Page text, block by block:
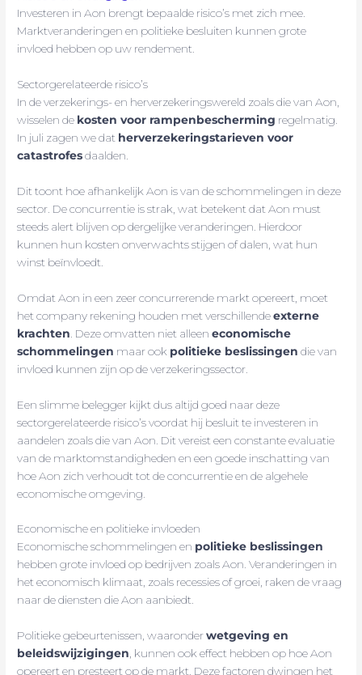
Investeren in Aon brengt bepaalde risico’s met zich mee.
Marktveranderingen en politieke besluiten kunnen grote
invloed hebben op uw rendement.
Sectorgerelateerde risico’s
In de verzekerings- en herverzekeringswereld zoals die van Aon,
wisselen de kosten voor rampenbescherming regelmatig.
In juli zagen we dat herverzekeringstarieven voor
catastrofesdaalden.
Dit toont hoe afhankelijk Aon is van de schommelingen in deze
sector. De concurrentie is strak, wat betekent dat Aon must
steeds alert blijven op dergelijke veranderingen. Hierdoor
kunnen hun kosten onverwachts stijgen of dalen, wat hun
winst beïnvloedt.
Omdat Aon in een zeer concurrerende markt opereert, moet
het company rekening houden met verschillendeexterne
krachten . Deze omvatten niet alleeneconomische
schommelingen maar ook politieke beslissingen die van
invloed kunnen zijn op de verzekeringssector.
Een slimme belegger kijkt dus altijd goed naar deze
sectorgerelateerde risico’s voordat hij besluit te investeren in
aandelen zoals die van Aon. Dit vereist een constante evaluatie
van de marktomstandigheden en een goede inschatting van
hoe Aon zich verhoudt tot de concurrentie en de algehele
economische omgeving.
Economische en politieke invloeden
Economische schommelingen en politieke beslissingen
hebben grote invloed op bedrijven zoals Aon. Veranderingen in
het economisch klimaat, zoals recessies of groei, raken de vraag
naar de diensten die Aon aanbiedt.
Politieke gebeurtenissen, waaronderwetgeving en
beleidswijzigingen, kunnen ook effect hebben op hoe Aon
opereert en presteert op de markt. Deze factoren dwingen het